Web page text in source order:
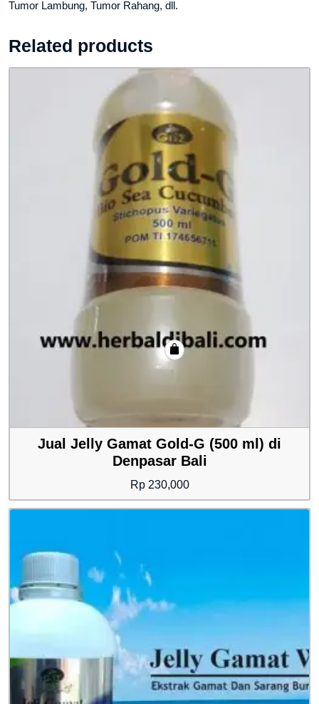
Tumor Lambung, Tumor Rahang, dll.
Related products
Jual Jelly Gamat Gold-G (500 ml) di
Denpasar Bali
Rp230,000